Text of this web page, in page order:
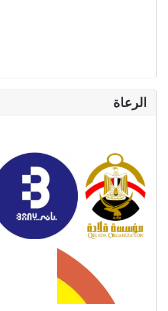
الرعاة